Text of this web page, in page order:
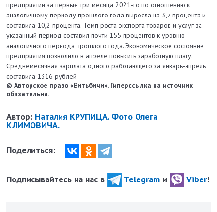
предприятии за первые три месяца 2021-го по отношению к
аналогичному периоду прошлого года выросла на 3,7 процента и
составила 10,2 процента. Темп роста экспорта товаров и услуг за
указанный период составил почти 155 процентов к уровню
аналогичного периода прошлого года. Экономическое состояние
предприятия позволило в апреле повысить заработную плату.
Среднемесячная зарплата одного работающего за январь-апрель
составила 1316 рублей.
© Авторское право «Витьбичи». Гиперссылка на источник
обязательна.
Автор: Наталия КРУПИЦА. Фото Олега
КЛИМОВИЧА.
Поделиться:
Подписывайтесь на нас в Telegram и Viber!